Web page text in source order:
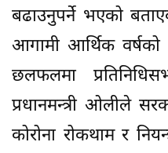
बढाउनुपर्ने भएको
आगामी आर्थिक वर्षको
छलफलमा
प्रधानमन्त्री ओलीले
कोरोना रोकथाम र